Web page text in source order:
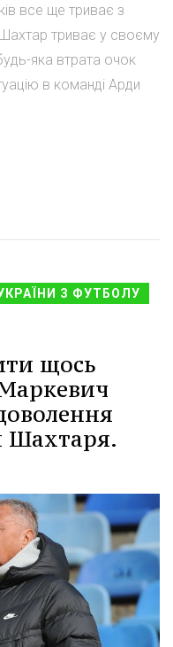
все ще триває з
триває у своєму
яка втрата очок
в команді Арди
З ФУТБОЛУ
щось
Шахтаря.